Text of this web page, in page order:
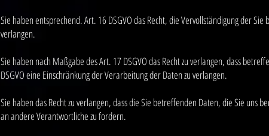
Sie haben entsprechend. Art. 16 DSGVO das Recht, die Vervollständigung der
verlangen.
Sie haben nach Maßgabe des Art. 17 DSGVO das Recht zu verlangen, dass
DSGVO eine Einschränkung der Verarbeitung der Daten zu verlangen.
Sie haben das Recht zu verlangen, dass die Sie betreffenden Daten, die Sie uns
an andere Verantwortliche zu fordern.